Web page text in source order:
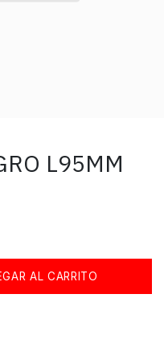
L95MM
AL CARRITO